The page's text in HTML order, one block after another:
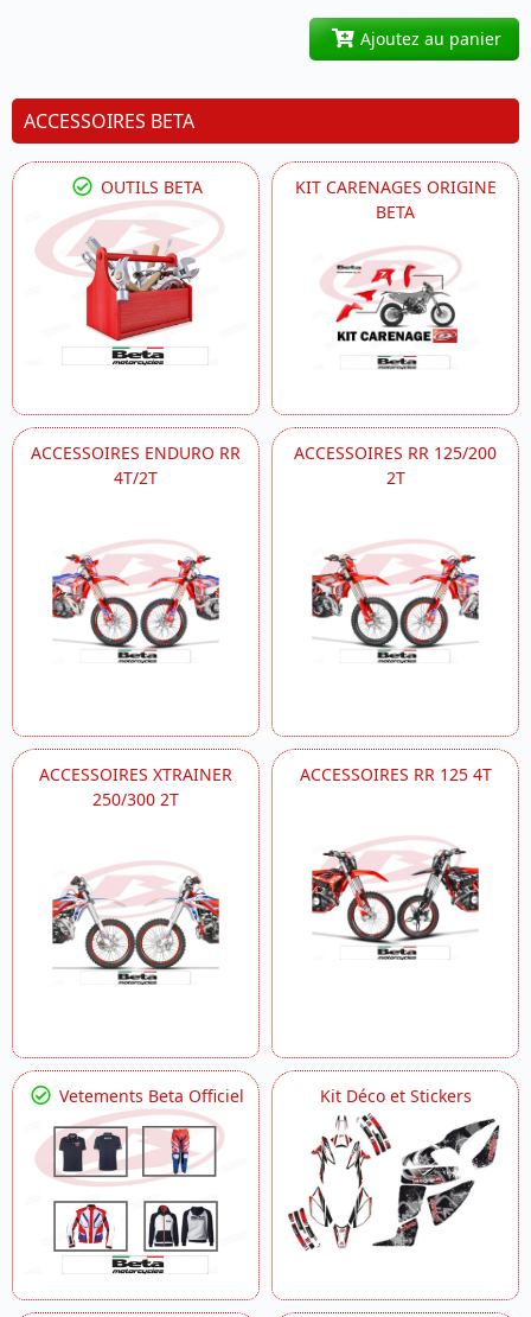
Ajoutez au panier
ACCESSOIRES BETA
OUTILS BETA
KIT CARENAGES ORIGINE
BETA
ACCESSOIRES ENDURO RR
4T/2T
ACCESSOIRES RR 125/200
2T
ACCESSOIRES XTRAINER
250/300 2T
ACCESSOIRES RR 125 4T
Vetements Beta Officiel Kit Déco et Stickers